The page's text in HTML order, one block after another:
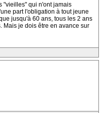
"vieilles" qui n'ont jamais
part l'obligation à tout jeune
jusqu'à 60 ans, tous les 2 ans
Mais je dois être en avance sur